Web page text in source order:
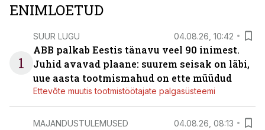
ENIMLOETUD
1
SUUR LUGU 04.08.26, 10:42
ABB palkab Eestis tänavu veel 90 inimest.
Juhid avavad plaane: suurem seisak on läbi,
uue aasta tootmismahud on ette müüdud
Ettevõte muutis tootmistöötajate palgasüsteemi
MAJANDUSTULEMUSED 04.08.26, 08:13